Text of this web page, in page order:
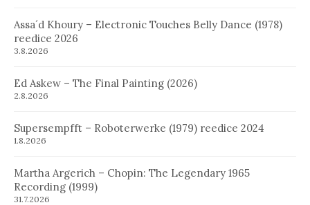
Assa´d Khoury – Electronic Touches Belly Dance (1978)
reedice 2026
3.8.2026
Ed Askew – The Final Painting (2026)
2.8.2026
Supersempfft – Roboterwerke (1979) reedice 2024
1.8.2026
Martha Argerich – Chopin: The Legendary 1965
Recording (1999)
31.7.2026